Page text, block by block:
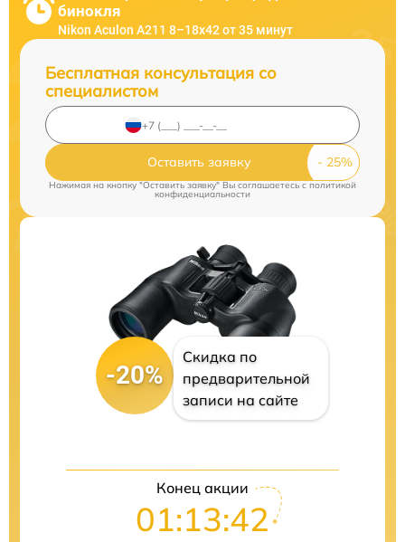
бинокля
Nikon Aculon A211 8–18x42 от 35 минут
Бесплатная консультация со
специалистом
Оставить заявку
Нажимая на кнопку "Оставить заявку" Вы соглашаетесь cполитикой
конфиденциальности
-20%
Скидка по
предварительной
записи на сайте
Конец акции
01:13:41